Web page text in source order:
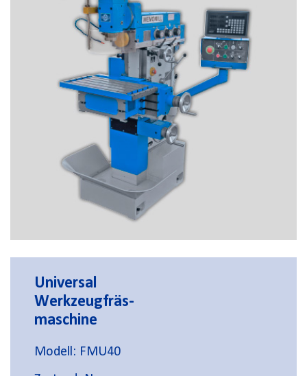
Universal
Werkzeugfräs-
maschine
Modell: FMU40